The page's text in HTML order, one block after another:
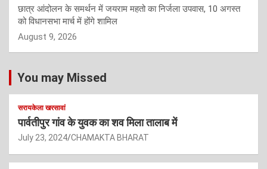
छात्र आंदोलन के समर्थन में जयराम महतो का निर्जला उपवास, 10 अगस्त
को विधानसभा मार्च में होंगे शामिल
August 9, 2026
You may Missed
सरायकेला खरसावां
पार्वतीपुर गांव के युवक का शव मिला तालाब में
July 23, 2024 CHAMAKTA BHARAT